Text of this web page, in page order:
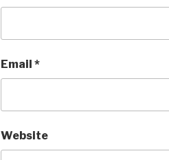
Email *
Website